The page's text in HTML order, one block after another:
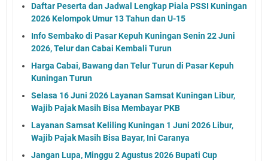
Daftar Peserta dan Jadwal Lengkap Piala PSSI Kuningan
2026 Kelompok Umur 13 Tahun dan U-15
Info Sembako di Pasar Kepuh Kuningan Senin 22 Juni
2026, Telur dan Cabai Kembali Turun
Harga Cabai, Bawang dan Telur Turun di Pasar Kepuh
Kuningan Turun
Selasa 16 Juni 2026 Layanan Samsat Kuningan Libur,
Wajib Pajak Masih Bisa Membayar PKB
Layanan Samsat Keliling Kuningan 1 Juni 2026 Libur,
Wajib Pajak Masih Bisa Bayar, Ini Caranya
Jangan Lupa, Minggu 2 Agustus 2026 Bupati Cup